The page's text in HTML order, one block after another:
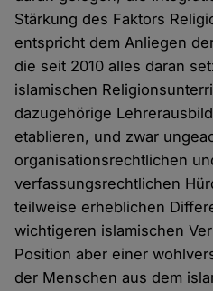
Stärkung des Faktors
entspricht dem Anliegen
die seit 2010 alles daran
islamischen
dazugehörige
etablieren, und zwar
organisationsrechtlichen
verfassungsrechtlichen
teilweise erheblichen
wichtigeren islamischen
Position aber einer
der Menschen aus dem